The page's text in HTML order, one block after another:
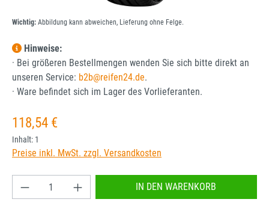
Wichtig: Abbildung kann abweichen, Lieferung ohne Felge.
Hinweise:
· Bei größeren Bestellmengen wenden Sie sich bitte direkt an
unseren Service: b2b@reifen24.de.
· Ware befindet sich im Lager des Vorlieferanten.
Regulärer Preis:
118,54 €
Inhalt: 1
Preise inkl. MwSt. zzgl. Versandkosten
Produkt Anzahl: Gib den gewünschten Wert
IN DEN WARENKORB